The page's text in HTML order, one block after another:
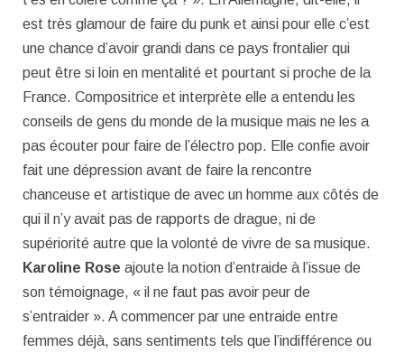
est très glamour de faire du punk et ainsi pour elle c’est
une chance d’avoir grandi dans ce pays frontalier qui
peut être si loin en mentalité et pourtant si proche de la
France. Compositrice et interprète elle a entendu les
conseils de gens du monde de la musique mais ne les a
pas écouter pour faire de l’électro pop. Elle confie avoir
fait une dépression avant de faire la rencontre
chanceuse et artistique de avec un homme aux côtés de
qui il n’y avait pas de rapports de drague, ni de
supériorité autre que la volonté de vivre de sa musique.
Karoline Rose ajoute la notion d’entraide à l’issue de
son témoignage, « il ne faut pas avoir peur de
s’entraider ». A commencer par une entraide entre
femmes déjà, sans sentiments tels que l’indifférence ou